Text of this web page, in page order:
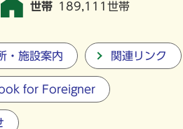
世帯 189,111世帯
・施設案内 関連リンク
for Foreigner